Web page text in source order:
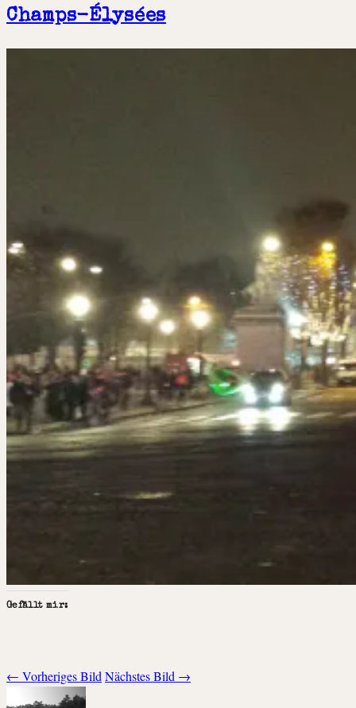
Champs-Élysées
Gefällt mir:
← Vorheriges Bild Nächstes Bild →